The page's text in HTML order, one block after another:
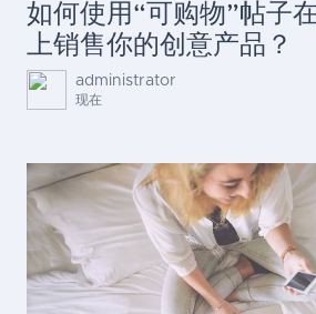
如何使用“可购物”帖子
上销售你的创意产品？
administrator
现在